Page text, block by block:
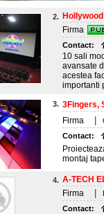
2.
Firma
Contact:
10 sali
avansate
acestea
importanti
3. 3Fingers,
Firma
Contact:
montaj
4. A-TECH
Firma
Contact: